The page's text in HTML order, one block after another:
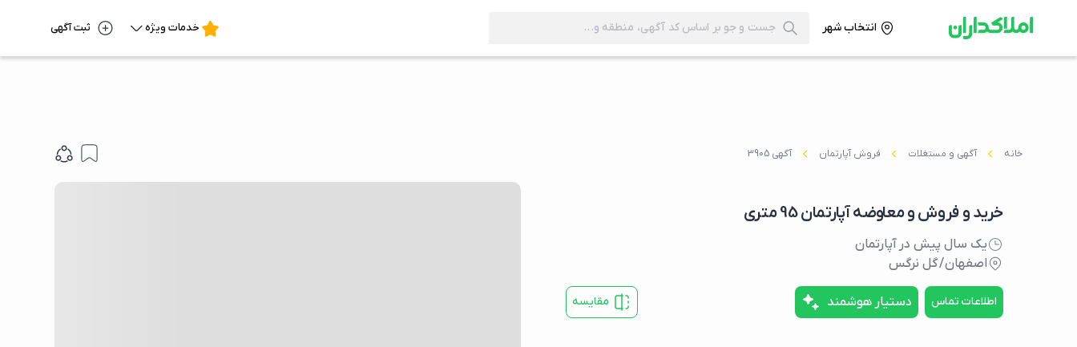
انتخاب شهر خدمات ویژه ثبت آگهی
خانه آگهی و مستغلات فروش آپارتمان آگهی 3905
خرید و فروش و معاوضه آپارتمان 95 متری
یک سال پیش در آپارتمان
اصفهان/گل نرگس
اطلاعات تماس دستیار هوشمند مقایسه